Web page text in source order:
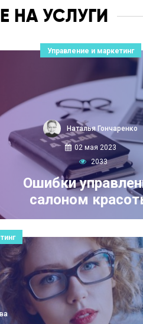
НА УСЛУГИ
Управление и маркетинг
Наталья Гончаренко
02 мая 2023
2033
Ошибки
салоном